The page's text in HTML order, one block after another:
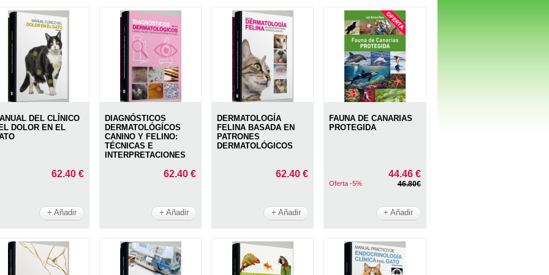
DEL CLÍNICO
DOLOR EN EL
62.40 €
+ Añadir
DIAGNÓSTICOS
DERMATOLÓGÍCOS
CANINO Y FELINO:
TÉCNICAS E
INTERPRETACIONES
62.40 €
+ Añadir
DERMATOLOGÍA
FELINA BASADA EN
PATRONES
DERMATOLÓGICOS
62.40 €
+ Añadir
FAUNA DE CANARIAS
PROTEGIDA
44.46 €
Oferta -5% 46.80€
+ Añadir